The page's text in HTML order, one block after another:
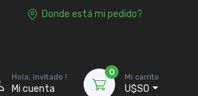
Donde está mi pedido?
Hola, invitado !
Mi cuenta
0
Mi carrito
U$S0